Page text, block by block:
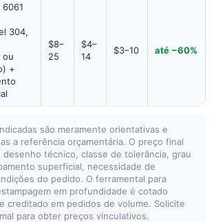
304,
ou
+
$8–
25
$4–
14
$3–10 até −60%
são meramente orientativas e
a referência orçamentária. O preço final
técnico, classe de tolerância, grau
superficial, necessidade de
do pedido. O ferramental para
em profundidade é cotado
creditado em pedidos de volume. Solicite
para obter preços vinculativos.